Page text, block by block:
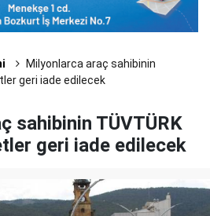
Milyonlarca araç sahibinin
geri iade edilecek
sahibinin TÜVTÜRK
geri iade edilecek